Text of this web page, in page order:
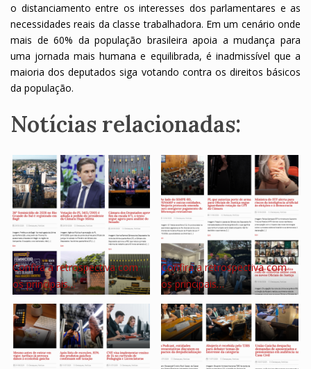
o distanciamento entre os interesses dos parlamentares e as
necessidades reais da classe trabalhadora. Em um cenário onde
mais de 60% da população brasileira apoia a mudança para
uma jornada mais humana e equilibrada, é inadmissível que a
maioria dos deputados siga votando contra os direitos básicos
da população.
Notícias relacionadas:
Confira a retrospectiva com
os principais…
Confira a retrospectiva com
os principais…